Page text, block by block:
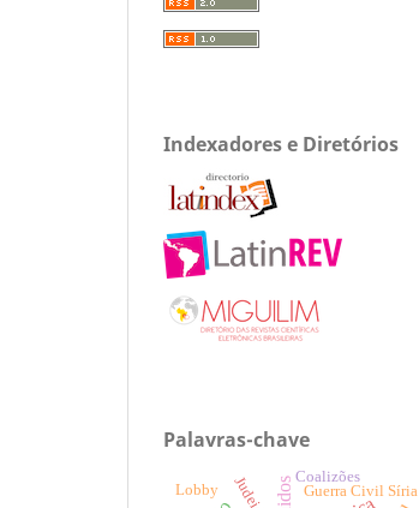
Indexadores e Diretórios
Palavras-chave
Guerra Civil Síria
Lobby
Coalizões